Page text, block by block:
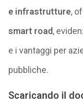
e infrastrutture,
smart road,
e i vantaggi per
pubbliche.
Scaricando il